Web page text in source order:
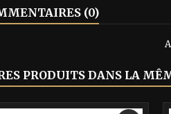
(0)
PRODUITS DANS LA